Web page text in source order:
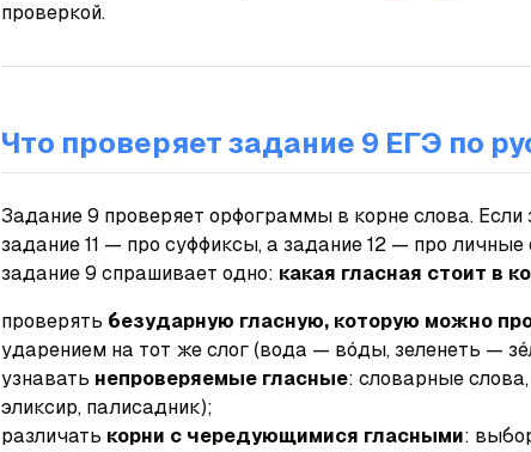
проверкой.
Что проверяет задание 9 ЕГЭ по
Задание 9 проверяет орфограммы в корне слова.
задание 11 — про суффиксы, а задание 12 — про личные
задание 9 спрашивает одно: какая гласная стоит в
проверять безударную гласную, которую можно
ударением на тот же слог (вода — во́ды, зеленеть —
узнавать непроверяемые гласные: словарные
эликсир, палисадник);
различать корни с чередующимися гласными: